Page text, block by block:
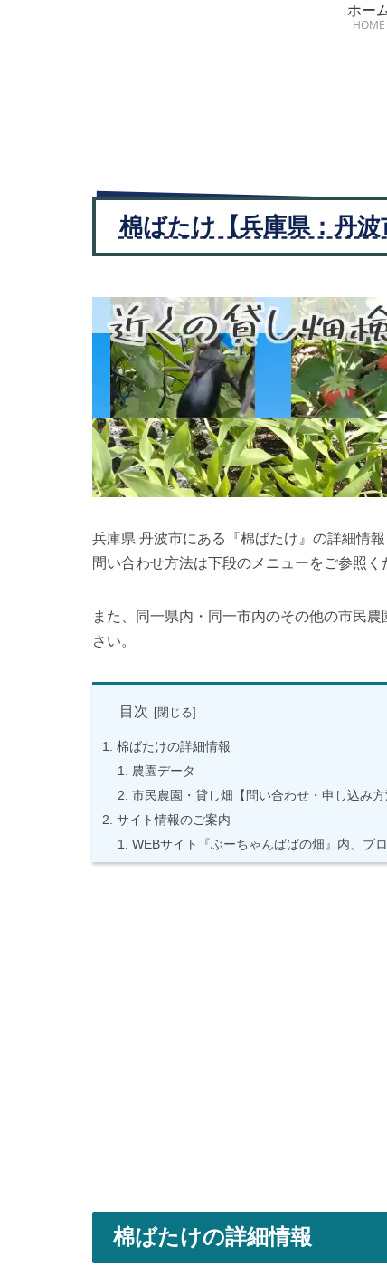
ホー
HOME
棉ばたけ【兵庫県：丹波
兵庫県 丹波市にある『棉ばたけ』の詳細情
問い合わせ方法は下段のメニューをご参照く
また、同一県内・同一市内のその他の市民
さい。
目次
棉ばたけの詳細情報
農園データ
市民農園・貸し畑【問い合わせ・申し込み方
サイト情報のご案内
WEBサイト『ぶーちゃんばばの畑』内、ブ
棉ばたけの詳細情報